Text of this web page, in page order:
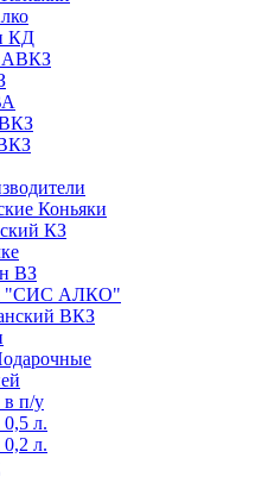
КД
АВКЗ
Коньяки
КЗ
ВЗ
"СИС АЛКО"
ВКЗ
в п/у
л.
л.